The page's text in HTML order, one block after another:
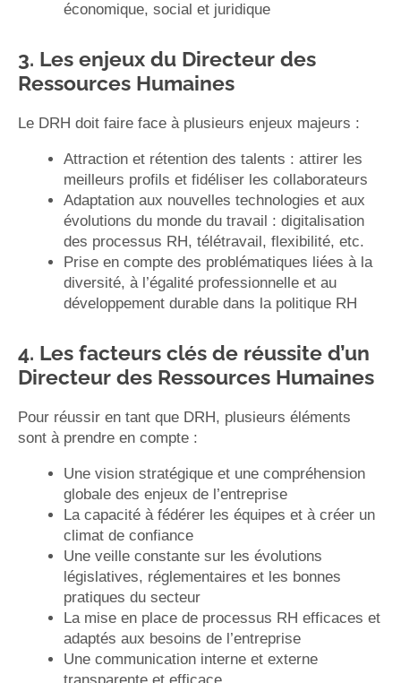
économique, social et juridique
3. Les enjeux du Directeur des
Ressources Humaines
Le DRH doit faire face à plusieurs enjeux majeurs :
Attraction et rétention des talents : attirer les
meilleurs profils et fidéliser les collaborateurs
Adaptation aux nouvelles technologies et aux
évolutions du monde du travail : digitalisation
des processus RH, télétravail, flexibilité, etc.
Prise en compte des problématiques liées à la
diversité, à l’égalité professionnelle et au
développement durable dans la politique RH
4. Les facteurs clés de réussite d’un
Directeur des Ressources Humaines
Pour réussir en tant que DRH, plusieurs éléments
sont à prendre en compte :
Une vision stratégique et une compréhension
globale des enjeux de l’entreprise
La capacité à fédérer les équipes et à créer un
climat de confiance
Une veille constante sur les évolutions
législatives, réglementaires et les bonnes
pratiques du secteur
La mise en place de processus RH efficaces et
adaptés aux besoins de l’entreprise
Une communication interne et externe